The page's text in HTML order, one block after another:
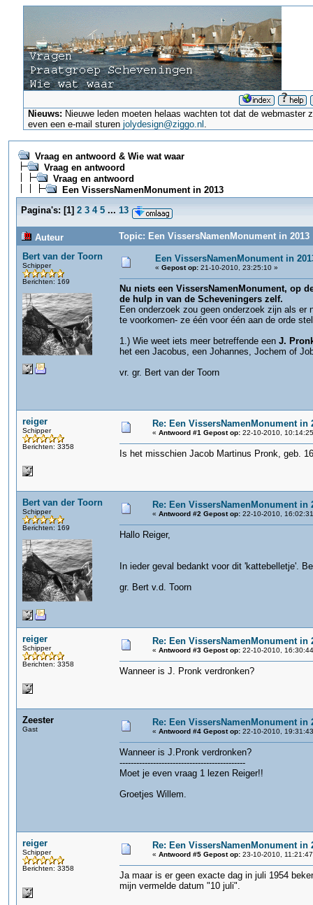
Nieuws: Nieuwe leden moeten helaas wachten tot dat de
even een e-mail sturenjolydesign@ziggo.nl .
Vraag en antwoord & Wie wat waar
Vraag en antwoord
Vraag en antwoord
Een VissersNamenMonument in 2013
Pagina's: [1] 2 3 4 5 ... 13
Auteur
Topic: Een VissersNamenMonument in 2013
Bert van der Toorn
Schipper
Berichten: 169
Een VissersNamenMonument in
« Gepost op: 21-10-2010, 23:25:10 »
Nu niets een VissersNamenMonument, op
de hulp in van de Scheveningers zelf.
Een onderzoek zou geen onderzoek zijn als
te voorkomen- ze één voor één aan de orde
1.) Wie weet iets meer betreffende een J.
het een Jacobus, een Johannes, Jochem of
vr. gr. Bert van der Toorn
reiger
Schipper
Berichten: 3358
Re: Een VissersNamenMonument in
« Antwoord #1 Gepost op: 22-10-2010,
Is het misschien Jacob Martinus Pronk, geb.
Bert van der Toorn
Schipper
Berichten: 169
Re: Een VissersNamenMonument in
« Antwoord #2 Gepost op: 22-10-2010,
Hallo Reiger,
In ieder geval bedankt voor dit 'kattebelletje'.
gr. Bert v.d. Toorn
reiger
Schipper
Berichten: 3358
Re: Een VissersNamenMonument in
« Antwoord #3 Gepost op: 22-10-2010,
Wanneer is J. Pronk verdronken?
Zeester
Gast
Re: Een VissersNamenMonument in
« Antwoord #4 Gepost op: 22-10-2010,
Wanneer is J.Pronk verdronken?
---------------------------------------------
Moet je even vraag 1 lezen Reiger!!
Groetjes Willem.
reiger
Schipper
Berichten: 3358
Re: Een VissersNamenMonument in
« Antwoord #5 Gepost op: 23-10-2010,
Ja maar is er geen exacte dag in juli 1954
mijn vermelde datum "10 juli".